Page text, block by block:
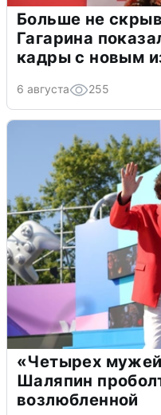
Больше не
Гагарина
кадры с новым
6 августа 255
«Четырех
Шаляпин
возлюбленной